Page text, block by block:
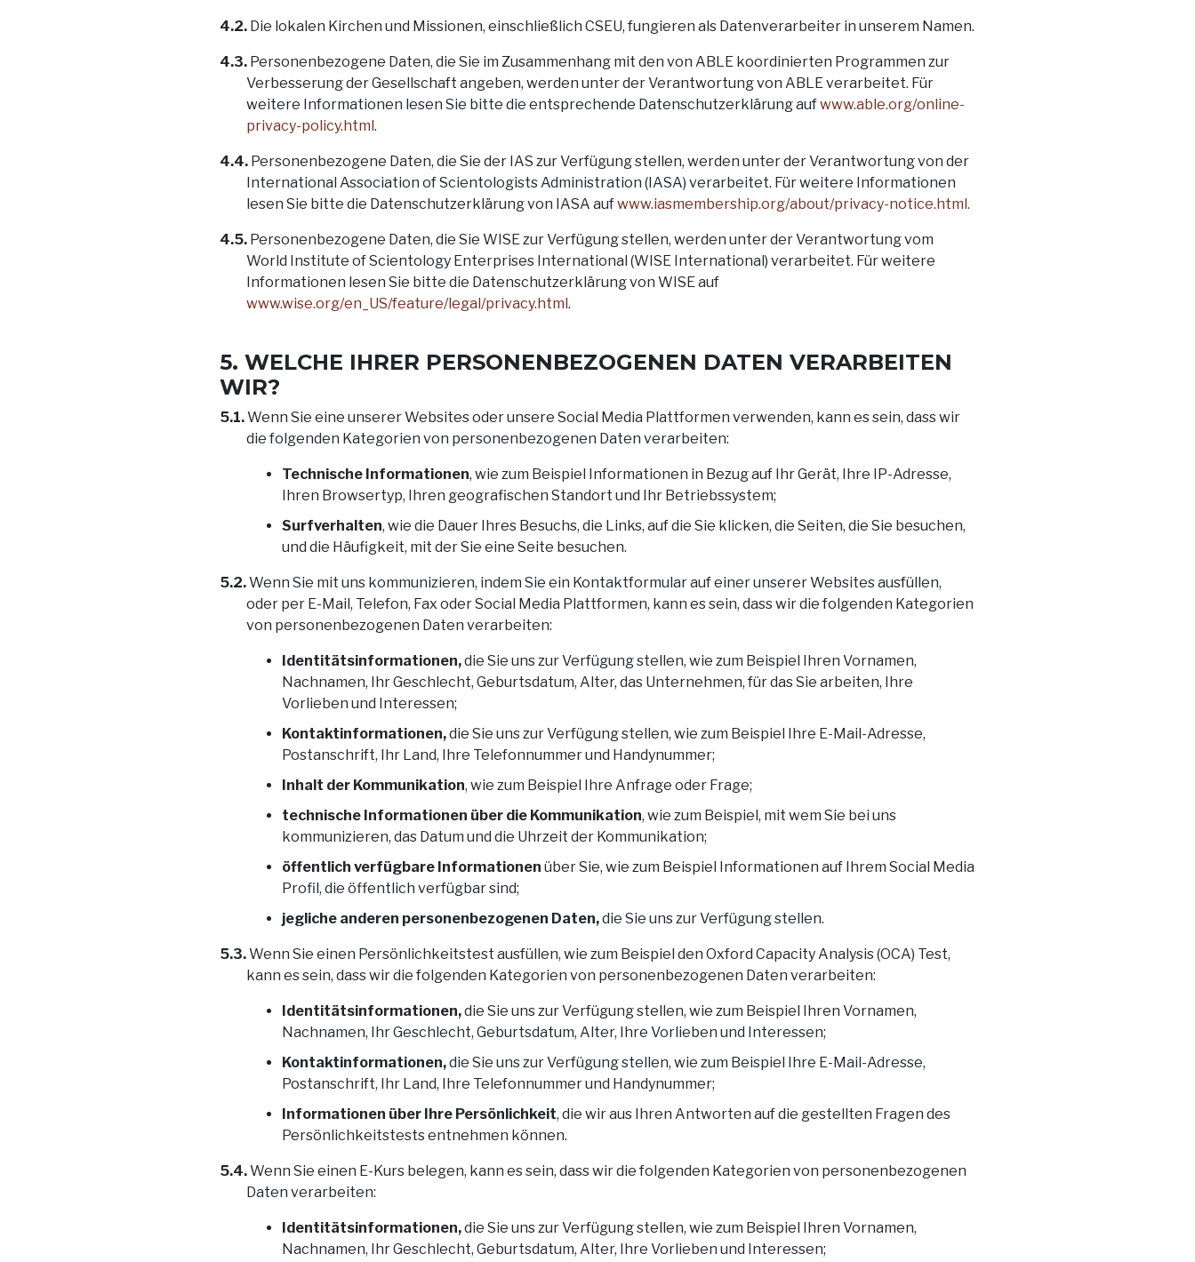
4.2. Die lokalen Kirchen und Missionen, einschließlich CSEU, fungieren als Datenverarbeiter in unserem Namen.
4.3. Personenbezogene Daten, die Sie im Zusammenhang mit den von ABLE koordinierten Programmen zur
Verbesserung der Gesellschaft angeben, werden unter der Verantwortung von ABLE verarbeitet. Für
weitere Informationen lesen Sie bitte die entsprechende Datenschutzerklärung aufwww.able.org/online-
privacy-policy.html.
4.4. Personenbezogene Daten, die Sie der IAS zur Verfügung stellen, werden unter der Verantwortung von der
International Association of Scientologists Administration (IASA) verarbeitet. Für weitere Informationen
lesen Sie bitte die Datenschutzerklärung von IASA aufwww.iasmembership.org/about/privacy-notice.html.
4.5. Personenbezogene Daten, die Sie WISE zur Verfügung stellen, werden unter der Verantwortung vom
World Institute of Scientology Enterprises International (WISE International) verarbeitet. Für weitere
Informationen lesen Sie bitte die Datenschutzerklärung von WISE auf
www.wise.org/en_US/feature/legal/privacy.html.
5. WELCHE IHRER PERSONENBEZOGENEN DATEN VERARBEITEN
WIR?
5.1.Wenn Sie eine unserer Websites oder unsere Social Media Plattformen verwenden, kann es sein, dass wir
die folgenden Kategorien von personenbezogenen Daten verarbeiten:
Technische Informationen, wie zum Beispiel Informationen in Bezug auf Ihr Gerät, Ihre IP-Adresse,
Ihren Browsertyp, Ihren geografischen Standort und Ihr Betriebssystem;
Surfverhalten, wie die Dauer Ihres Besuchs, die Links, auf die Sie klicken, die Seiten, die Sie besuchen,
und die Häufigkeit, mit der Sie eine Seite besuchen.
5.2.Wenn Sie mit uns kommunizieren, indem Sie ein Kontaktformular auf einer unserer Websites ausfüllen,
oder per E-Mail, Telefon, Fax oder Social Media Plattformen, kann es sein, dass wir die folgenden Kategorien
von personenbezogenen Daten verarbeiten:
Identitätsinformationen,die Sie uns zur Verfügung stellen, wie zum Beispiel Ihren Vornamen,
Nachnamen, Ihr Geschlecht, Geburtsdatum, Alter, das Unternehmen, für das Sie arbeiten, Ihre
Vorlieben und Interessen;
Kontaktinformationen,die Sie uns zur Verfügung stellen, wie zum Beispiel Ihre E-Mail-Adresse,
Postanschrift, Ihr Land, Ihre Telefonnummer und Handynummer;
Inhalt der Kommunikation, wie zum Beispiel Ihre Anfrage oder Frage;
technische Informationen über die Kommunikation, wie zum Beispiel, mit wem Sie bei uns
kommunizieren, das Datum und die Uhrzeit der Kommunikation;
öffentlich verfügbare Informationen über Sie, wie zum Beispiel Informationen auf Ihrem Social Media
Profil, die öffentlich verfügbar sind;
jegliche anderen personenbezogenen Daten,die Sie uns zur Verfügung stellen.
5.3.Wenn Sie einen Persönlichkeitstest ausfüllen, wie zum Beispiel den Oxford Capacity Analysis (OCA) Test,
kann es sein, dass wir die folgenden Kategorien von personenbezogenen Daten verarbeiten:
Identitätsinformationen,die Sie uns zur Verfügung stellen, wie zum Beispiel Ihren Vornamen,
Nachnamen, Ihr Geschlecht, Geburtsdatum, Alter, Ihre Vorlieben und Interessen;
Kontaktinformationen,die Sie uns zur Verfügung stellen, wie zum Beispiel Ihre E-Mail-Adresse,
Postanschrift, Ihr Land, Ihre Telefonnummer und Handynummer;
Informationen über Ihre Persönlichkeit, die wir aus Ihren Antworten auf die gestellten Fragen des
Persönlichkeitstests entnehmen können.
5.4.Wenn Sie einen E-Kurs belegen, kann es sein, dass wir die folgenden Kategorien von personenbezogenen
Daten verarbeiten:
Identitätsinformationen,die Sie uns zur Verfügung stellen, wie zum Beispiel Ihren Vornamen,
Nachnamen, Ihr Geschlecht, Geburtsdatum, Alter, Ihre Vorlieben und Interessen;